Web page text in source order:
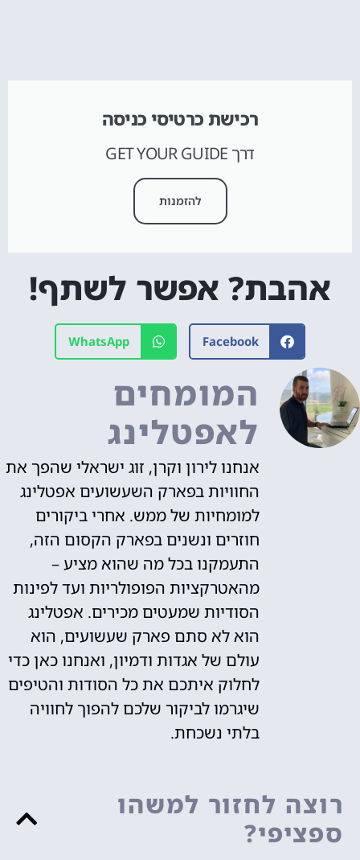
רכישת כרטיסי כניסה
דרך GET YOUR GUIDE
להזמנות
אהבת? אפשר לשתף!
Facebook
WhatsApp
המומחים
לאפטלינג
אנחנו לירון וקרן, זוג ישראלי שהפך את
החוויות בפארק השעשועים אפטלינג
למומחיות של ממש. אחרי ביקורים
חוזרים ונשנים בפארק הקסום הזה,
התעמקנו בכל מה שהוא מציע –
מהאטרקציות הפופולריות ועד לפינות
הסודיות שמעטים מכירים. אפטלינג
הוא לא סתם פארק שעשועים, הוא
עולם של אגדות ודמיון, ואנחנו כאן כדי
לחלוק איתכם את כל הסודות והטיפים
שיגרמו לביקור שלכם להפוך לחוויה
בלתי נשכחת.
רוצה לחזור למשהו
ספציפי?